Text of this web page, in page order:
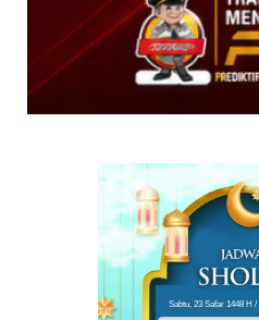
Sabtu, 23 Safar 1448 H